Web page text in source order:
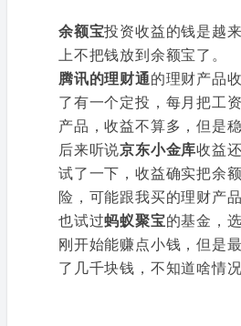
余额宝投资收益的钱是越
上不把钱放到余额宝了。
腾讯的理财通的理财产品
了有一个定投，每月把工
产品，收益不算多，但是稳
后来听说京东小金库收益
试了一下，收益确实把余
险，可能跟我买的理财产品
也试过蚂蚁聚宝的基金，
刚开始能赚点小钱，但是
了几千块钱，不知道啥情况